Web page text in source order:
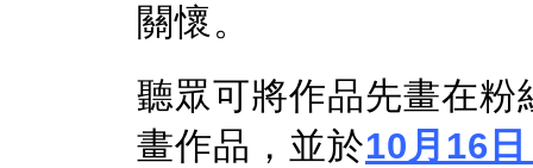
關懷。
聽眾可將作品先畫在
畫作品，並於10月 16